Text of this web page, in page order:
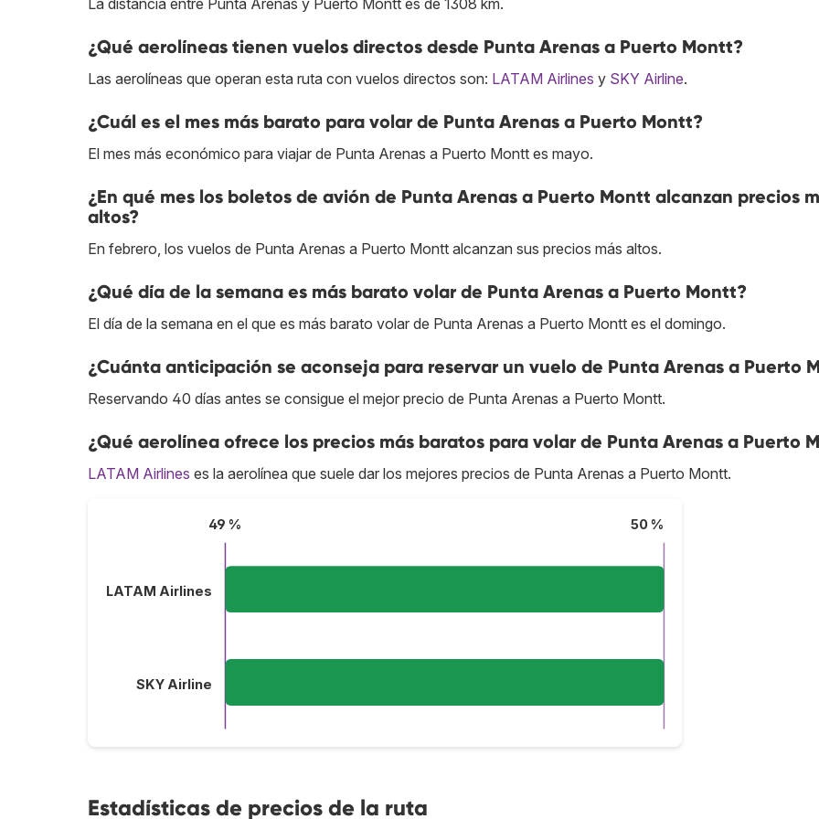
La distancia entre Punta Arenas y Puerto Montt es de 1308 km.
¿Qué aerolíneas tienen vuelos directos desde Punta Arenas a Puerto Montt?
Las aerolíneas que operan esta ruta con vuelos directos son: LATAM Airlines y SKY Airline.
¿Cuál es el mes más barato para volar de Punta Arenas a Puerto Montt?
El mes más económico para viajar de Punta Arenas a Puerto Montt es mayo.
¿En qué mes los boletos de avión de Punta Arenas a Puerto Montt alcanzan precios
altos?
En febrero, los vuelos de Punta Arenas a Puerto Montt alcanzan sus precios más altos.
¿Qué día de la semana es más barato volar de Punta Arenas a Puerto Montt?
El día de la semana en el que es más barato volar de Punta Arenas a Puerto Montt es el domingo.
¿Cuánta anticipación se aconseja para reservar un vuelo de Punta Arenas a Puerto
Reservando 40 días antes se consigue el mejor precio de Punta Arenas a Puerto Montt.
¿Qué aerolínea ofrece los precios más baratos para volar de Punta Arenas a Puerto
LATAM Airlines es la aerolínea que suele dar los mejores precios de Punta Arenas a Puerto Montt.
49 % 50 %
LATAM Airlines
SKY Airline
Estadísticas de precios de la ruta